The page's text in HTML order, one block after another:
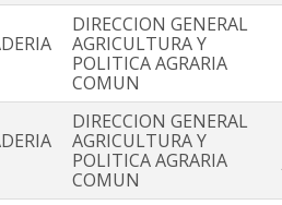
DIRECCION GENERAL
AGRICULTURA Y
POLITICA AGRARIA
COMUN
DIRECCION GENERAL
AGRICULTURA Y
POLITICA AGRARIA
COMUN